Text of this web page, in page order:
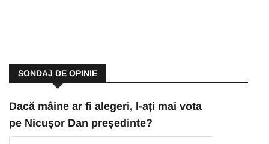
SONDAJ DE OPINIE
Dacă mâine ar fi alegeri, l-ați mai vota
pe Nicușor Dan președinte?